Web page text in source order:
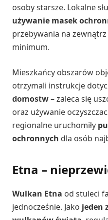
osoby starsze. Lokalne
używanie masek
przebywania na
minimum.
Mieszkańcy obszarów
otrzymali instrukcje
domostw– zaleca się
oraz używanie
regionalne uruchomiły
ochronnych dla osób
Etna –
Wulkan Etna od stuleci
jednocześnie. Jako jeden